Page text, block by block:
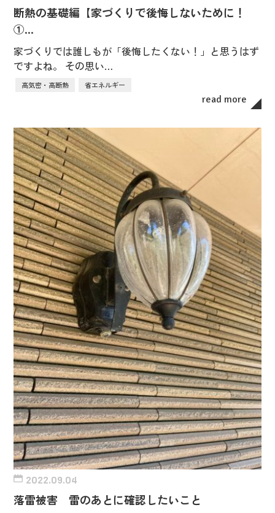
断熱の基礎編【家づくりで後悔しないために！
①…
家づくりでは誰しもが「後悔したくない！」と思うはず
ですよね。 その思い…
高気密・高断熱 省エネルギー
read more
2022.09.04
落雷被害 雷のあとに確認したいこと